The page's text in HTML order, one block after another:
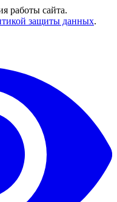
работы сайта.
защиты данных.